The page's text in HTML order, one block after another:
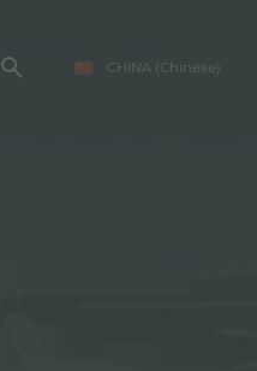
CHINA (Chinese)